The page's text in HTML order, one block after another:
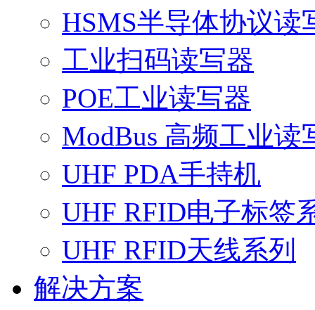
HSMS半导体协议读
工业扫码读写器
POE工业读写器
ModBus 高频工业读
UHF PDA手持机
UHF RFID电子标签
UHF RFID天线系列
解决方案